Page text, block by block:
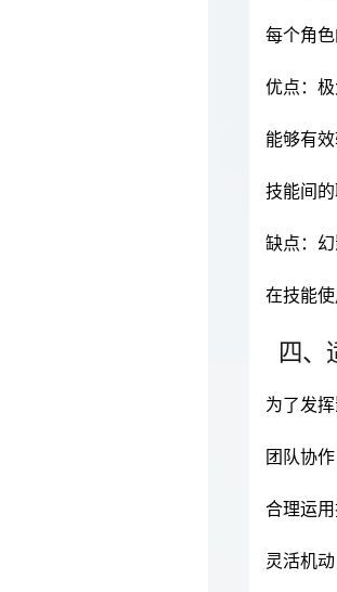
每个角
优点：
能够有
技能间
缺点：
在技能
四、
为了发
团队协
合理运
灵活机